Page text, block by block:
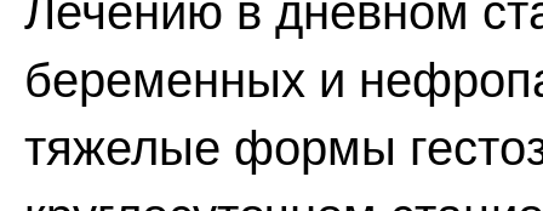
Лечению в дневном
беременных и
тяжелые формы